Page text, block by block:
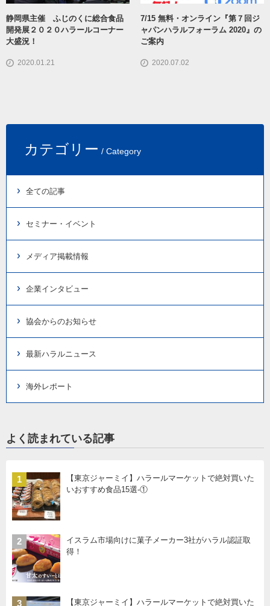
静岡県主催 ふじのくに総合食品
開発展２０２０ハラールコーナー
大盛況！
2020.01.21
7/15 無料・オンライン『第７回ジ
ャパンハラルフォーラム 2020』の
ご案内
2020.07.02
カテゴリー / Category
全ての記事
セミナー・イベント
メディア掲載情報
企業インタビュー
協会からのお知らせ
最新ハラルニュース
海外レポート
よく読まれている記事
1
【東京ジャーミイ】ハラールマーケットで絶対買いた
いおすすめ食品15選-①
2
イスラム市場向けに菓子メーカー3社がハラル認証取
得！
3
【東京ジャーミイ】ハラールマーケットで絶対買いた